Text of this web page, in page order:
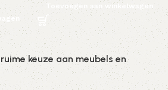
Toevoegen aan winkelwagen
keuze aan meubels en